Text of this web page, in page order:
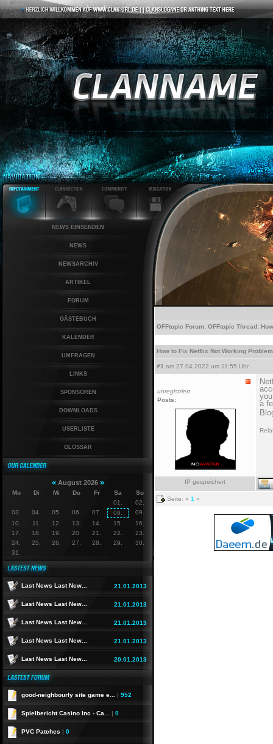
NEWS EINSENDEN
NEWS
NEWSARCHIV
ARTIKEL
FORUM
GÄSTEBUCH
KALENDER
UMFRAGEN
LINKS
SPONSOREN
DOWNLOADS
USERLISTE
GLOSSAR
« August 2026 »
Mo Di Mi Do Fr Sa
So
01.
02.
03.
04. 05. 06. 07. 08.
09.
10.
11. 12. 13. 14. 15.
16.
17.
18. 19. 20. 21. 22.
23.
24.
25. 26. 27. 28. 29.
30.
31.
Last News Last New... 21.01.2013
Last News Last New... 21.01.2013
Last News Last New... 21.01.2013
Last News Last New... 21.01.2013
Last News Last New... 20.01.2013
good-neighbourly site game e... | 952
Spielbericht Casino Inc - Ca... | 0
PVC Patches | 0
OFFtopic Forum: OFFtopic Thread:
How to Fix Netflix Not Working
#1 am 27.04.2022 um 11:55 Uhr
unregistriert
Posts:
a
IP gespeichert
Seite: « 1 »